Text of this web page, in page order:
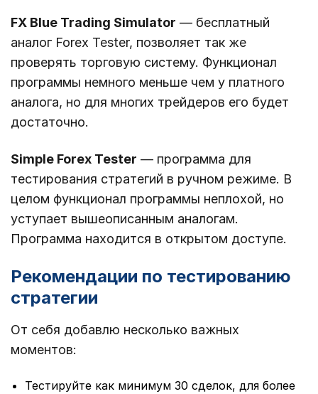
FX Blue Trading Simulator — бесплатный
аналог Forex Tester, позволяет так же
проверять торговую систему. Функционал
программы немного меньше чем у платного
аналога, но для многих трейдеров его будет
достаточно.
Simple Forex Tester — программа для
тестирования стратегий в ручном режиме. В
целом функционал программы неплохой, но
уступает вышеописанным аналогам.
Программа находится в открытом доступе.
Рекомендации по тестированию
стратегии
От себя добавлю несколько важных
моментов:
Тестируйте как минимум 30 сделок, для более